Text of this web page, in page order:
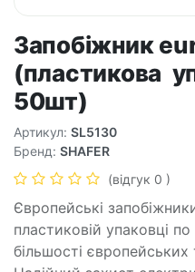
Запобіжник
(пластикова
50шт)
Артикул: SL5130
Бренд: SHAFER
(відгук 0 )
Європейські
пластиковій упаковці
більшості європейських